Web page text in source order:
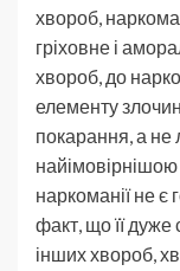
хвороб,
гріховне і
хвороб, до
елементу
покарання, а не
наркоманії не
факт, що її дуже
інших хвороб,